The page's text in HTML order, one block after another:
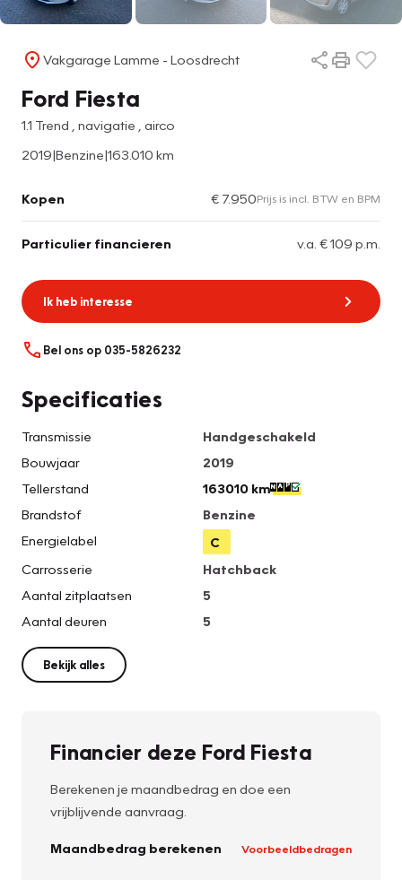
Vakgarage Lamme - Loosdrecht
Ford Fiesta
1.1 Trend , navigatie , airco
2019|Benzine|163.010 km
Kopen € 7.950Prijs is incl. BTW en BPM
Particulier financieren v.a. € 109 p.m.
Ik heb interesse
Bel ons op 035-5826232
Specificaties
Transmissie
Handgeschakeld
Bouwjaar
2019
Tellerstand
163010 km
Brandstof
Benzine
Energielabel
C
Carrosserie
Hatchback
Aantal zitplaatsen
5
Aantal deuren
5
Bekijk alles
Financier deze Ford Fiesta
Berekenen je maandbedrag en doe een
vrijblijvende aanvraag.
Maandbedrag berekenen Voorbeeldbedragen